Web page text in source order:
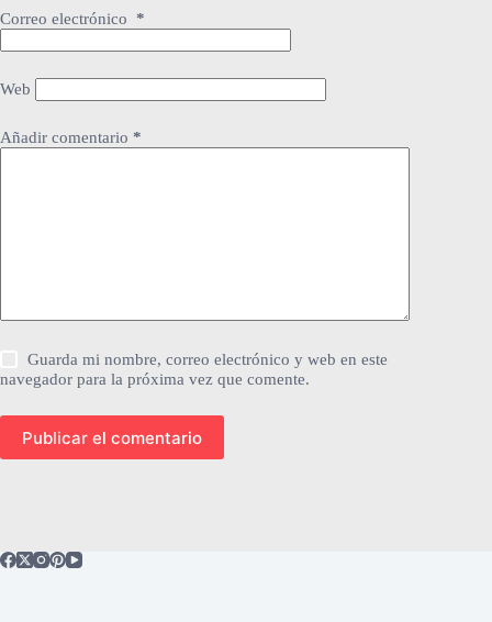
Correo electrónico *
Web
Añadir comentario *
Guarda mi nombre, correo electrónico y web en este
navegador para la próxima vez que comente.
Publicar el comentario